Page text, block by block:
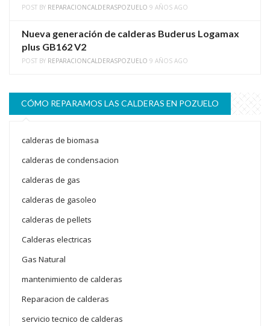
POST BY REPARACIONCALDERASPOZUELO 9 AÑOS AGO
Nueva generación de calderas Buderus Logamax
plus GB162 V2
POST BY REPARACIONCALDERASPOZUELO 9 AÑOS AGO
CÓMO REPARAMOS LAS CALDERAS EN POZUELO
calderas de biomasa
calderas de condensacion
calderas de gas
calderas de gasoleo
calderas de pellets
Calderas electricas
Gas Natural
mantenimiento de calderas
Reparacion de calderas
servicio tecnico de calderas